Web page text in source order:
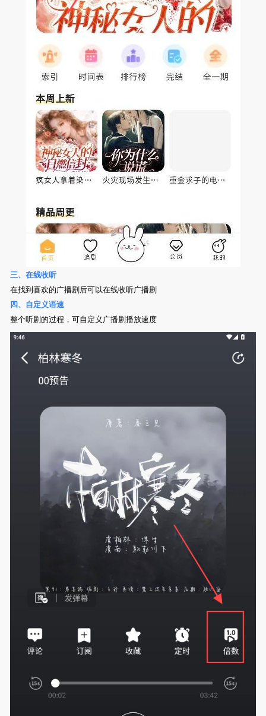
三、在线收听
在找到喜欢的广播剧后可以在线收听广播剧
四、自定义语速
整个听剧的过程，可自定义广播剧播放速度